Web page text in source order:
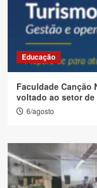
Educação
Faculdade Canção
voltado ao setor
6/agosto